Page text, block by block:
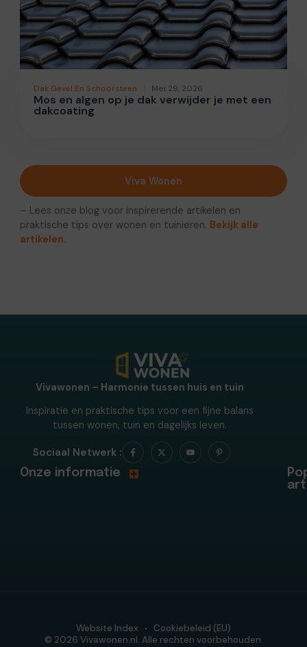
Dak Gevel En Schoorsteen Mei 29, 2026
Mos en algen op je dak verwijder je met een
dakcoating
Viva Wonen
– Lees onze blog voor inspirerende artikelen en
praktische tips over wonen en tuinieren. Bekijk alle
artikelen.
Vivawonen – Harmonie tussen huis en tuin
Inspiratie en praktische tips voor een fijne balans
tussen wonen, tuin en dagelijks leven.
Sociaal Netwerk :
Onze informatie
© 2026 Vivawonen.nl. Alle rechten voorbehouden.
Website Index Cookiebeleid (EU)